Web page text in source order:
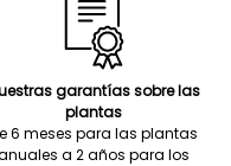
garantías sobre las
plantas
6 meses para las plantas
a 2 años para los